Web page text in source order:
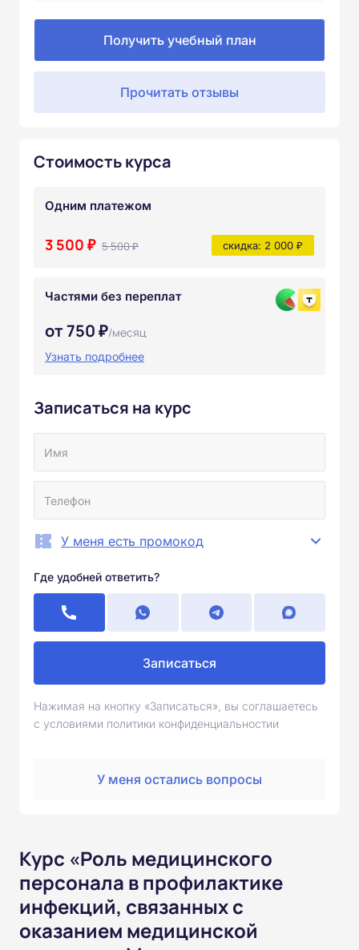
Получить учебный план
Прочитать отзывы
Стоимость курса
Одним платежом
3 500 ₽ 5 500 ₽ скидка: 2 000 ₽
Частями без переплат
от 750 ₽/месяц
Узнать подробнее
Записаться на курс
У меня есть промокод
Где удобней ответить?
Записаться
Нажимая на кнопку «Записаться», вы соглашаетесь
с условиями политики конфиденциальностии
У меня остались вопросы
Курс «Роль медицинского
персонала в профилактике
инфекций, связанных с
оказанием медицинской